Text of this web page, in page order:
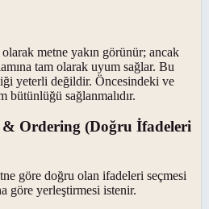
metne yakın görünür; ancak
tam olarak uyum sağlar. Bu
yeterli değildir. Öncesindeki ve
bütünlüğü sağlanmalıdır.
& Ordering (Doğru İfadeleri
göre doğru olan ifadeleri seçmesi
göre yerleştirmesi istenir.